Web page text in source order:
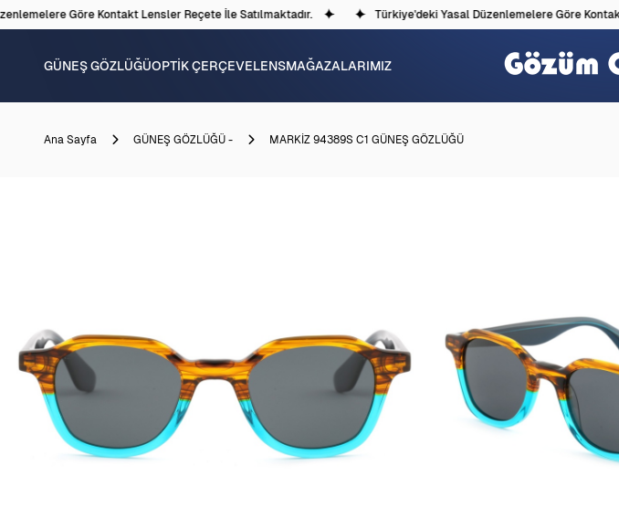
Göre Kontakt Lensler Reçete İle Satılmaktadır. Türkiye'deki Yasal Düzenlemelere Göre Kontakt
GÜNEŞ GÖZLÜĞÜOPTİK ÇERÇEVELENSMAĞAZALARIMIZ
Ana Sayfa GÜNEŞ GÖZLÜĞÜ - MARKİZ 94389S C1 GÜNEŞ GÖZLÜĞÜ